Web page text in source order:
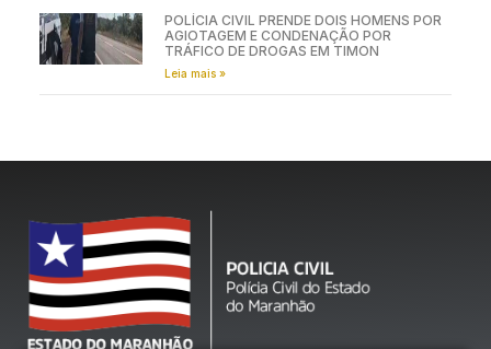
POLÍCIA CIVIL PRENDE DOIS HOMENS POR
AGIOTAGEM E CONDENAÇÃO POR
TRÁFICO DE DROGAS EM TIMON
Leia mais »